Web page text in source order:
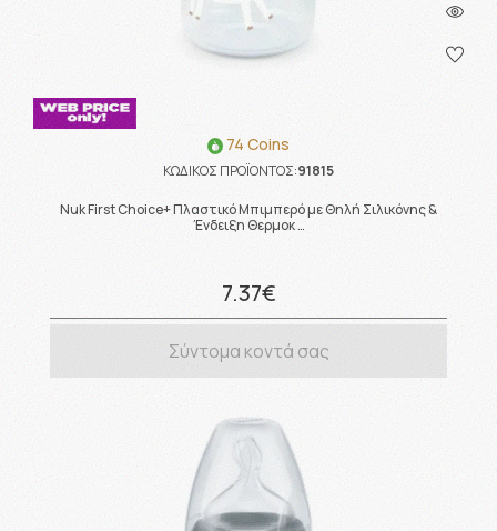
74 Coins
ΚΩΔΙΚΟΣ ΠΡΟΪΟΝΤΟΣ:91815
Nuk First Choice+ Πλαστικό Μπιμπερό με Θηλή Σιλικόνης &
Ένδειξη Θερμοκ …
7.37€
Σύντομα κοντά σας